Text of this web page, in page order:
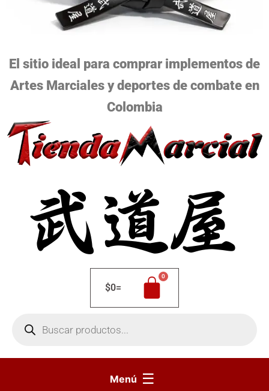
El sitio ideal para comprar implementos de
Artes Marciales y deportes de combate en
Colombia
$0=
productos
Menú ☰